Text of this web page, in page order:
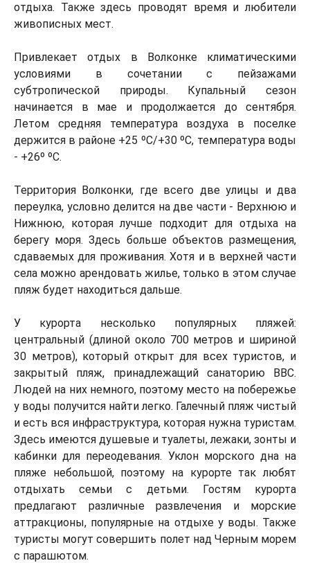
отдыха. Также здесь проводят время и любители
живописных мест.
Привлекает отдых в Волконке климатическими
условиями в сочетании с пейзажами
субтропической природы. Купальный сезон
начинается в мае и продолжается до сентября.
Летом средняя температура воздуха в поселке
держится в районе +25 ºС/+30 ºС, температура воды
- +26º ºС.
Территория Волконки, где всего две улицы и два
переулка, условно делится на две части - Верхнюю и
Нижнюю, которая лучше подходит для отдыха на
берегу моря. Здесь больше объектов размещения,
сдаваемых для проживания. Хотя и в верхней части
села можно арендовать жилье, только в этом случае
пляж будет находиться дальше.
У курорта несколько популярных пляжей:
центральный (длиной около 700 метров и шириной
30 метров), который открыт для всех туристов, и
закрытый пляж, принадлежащий санаторию ВВС.
Людей на них немного, поэтому место на побережье
у воды получится найти легко. Галечный пляж чистый
и есть вся инфраструктура, которая нужна туристам.
Здесь имеются душевые и туалеты, лежаки, зонты и
кабинки для переодевания. Уклон морского дна на
пляже небольшой, поэтому на курорте так любят
отдыхать семьи с детьми. Гостям курорта
предлагают различные развлечения и морские
аттракционы, популярные на отдыхе у воды. Также
туристы могут совершить полет над Черным морем
с парашютом.